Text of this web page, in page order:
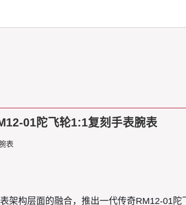
01陀飞轮1:1复刻手表腕表
表
架构层面的融合，推出一代传奇RM12-01